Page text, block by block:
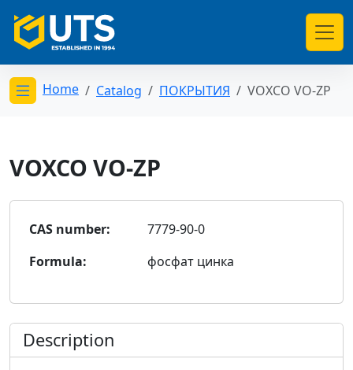
Открыть меню категорий
Home Catalog ПОКРЫТИЯ VOXCO VO-ZP
VOXCO VO-ZP
CAS number:
7779-90-0
Formula:
фосфат цинка
Description